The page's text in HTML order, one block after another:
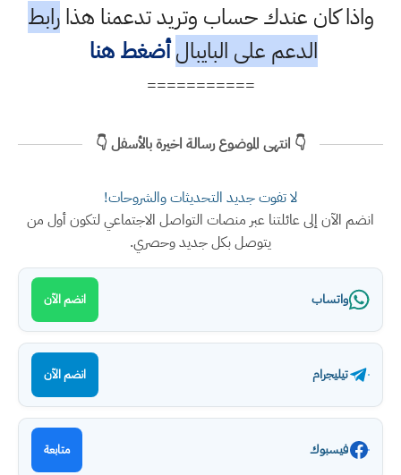
واذا كان عندك حساب وتريد تدعمنا هذارابط
الدعم على البايبال أضغط هنا
===========
👇 انتهى الموضوع رسالة اخيرة بالأسفل 👇
لا تفوت جديد التحديثات والشروحات!
انضم الآن إلى عائلتنا عبر منصات التواصل الاجتماعي لتكون أول من
يتوصل بكل جديد وحصري.
واتساب انضم الآن
تيليجرام انضم الآن
فيسبوك متابعة